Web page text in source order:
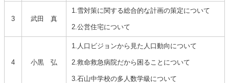
3 武田 真
1.雪対策に関する総合的な計画の策定について
2.公営住宅について
4 小黒 弘
1.人口ビジョンから見た人口動向について
2.救命救急病院だから困ることについて
3.石山中学校の多人数学級について